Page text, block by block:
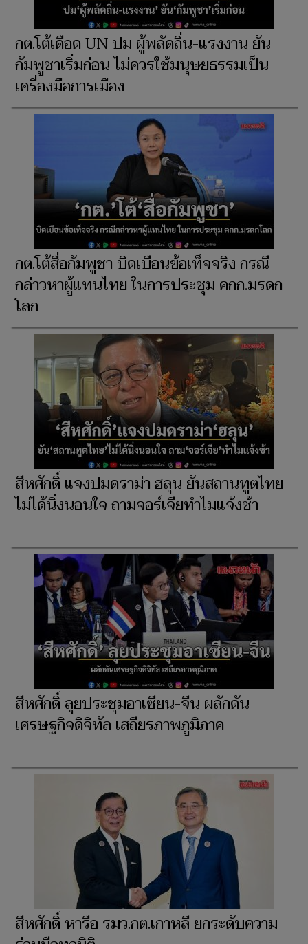
กต.โต้เดือด UN ปม ผู้พลัดถิ่น-แรงงาน ยัน
กัมพูชาเริ่มก่อน ไม่ควรใช้มนุษยธรรมเป็น
เครื่องมือการเมือง
กต.โต้สื่อกัมพูชา บิดเบือนข้อเท็จจริง กรณี
กล่าวหาผู้แทนไทย ในการประชุม คกก.มรดก
โลก
สีหศักดิ์ แจงปมดราม่า ฮลุน ยันสถานทูตไทย
ไม่ได้นิ่งนอนใจ ถามจอร์เจียทำไมแจ้งช้า
สีหศักดิ์ ลุยประชุมอาเซียน-จีน ผลักดัน
เศรษฐกิจดิจิทัล เสถียรภาพภูมิภาค
สีหศักดิ์ หารือ รมว.กต.เกาหลี ยกระดับความ